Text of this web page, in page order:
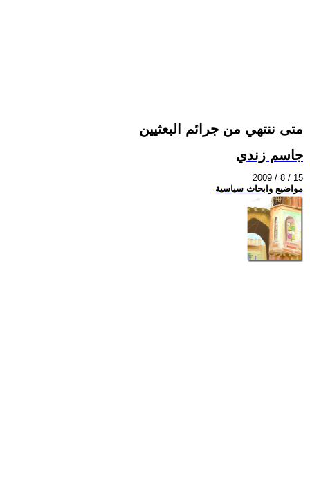
متى ننتهي من جرائم البعثيين
جاسم زندي
2009 / 8 / 15
مواضيع وابحاث سياسية